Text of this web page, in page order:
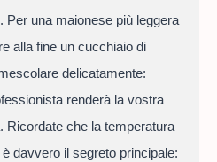
Per una maionese più leggera
alla fine un cucchiaio di
delicatamente:
renderà la vostra
Ricordate che la temperatura
davvero il segreto principale: